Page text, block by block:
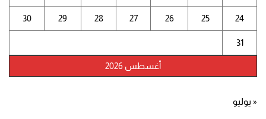
أغسطس 2026
24
25
26
27
28
29
30
31
« يوليو